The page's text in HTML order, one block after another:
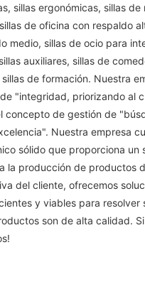
sillas ergonómicas, sillas de
de oficina con respaldo
medio, sillas de ocio para
auxiliares, sillas de
de formación. Nuestra
"integridad, priorizando al
concepto de gestión de
Nuestra empresa
sólido que proporciona un
la producción de productos
del cliente, ofrecemos
y viables para resolver
son de alta calidad.